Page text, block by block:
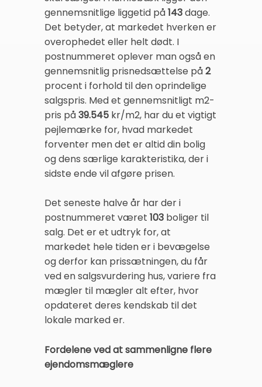
gennemsnitlige liggetid på143dage.
Det betyder, at markedet hverken er
overophedet eller helt dødt. I
postnummeret oplever man også en
gennemsnitlig prisnedsættelse på2
procent i forhold til den oprindelige
salgspris. Med et gennemsnitligt m2-
pris på39.545 kr/m2, har du et vigtigt
pejlemærke for, hvad markedet
forventer men det er altid din bolig
og dens særlige karakteristika, der i
sidste ende vil afgøre prisen.
Det seneste halve år har der i
postnummeret været 103 boliger til
salg. Det er et udtryk for, at
markedet hele tiden er i bevægelse
og derfor kan prissætningen, du får
ved en salgsvurdering hus, variere fra
mægler til mægler alt efter, hvor
opdateret deres kendskab til det
lokale marked er.
Fordelene ved at sammenligne flere
ejendomsmæglere